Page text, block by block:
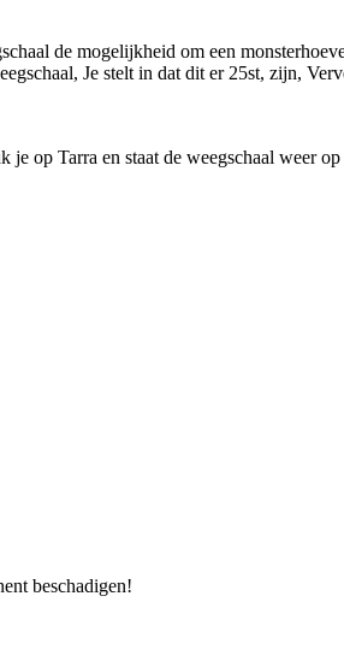
de mogelijkheid om een
Je stelt in dat dit er 25st, zijn,
op Tarra en staat de weegschaal weer
beschadigen!